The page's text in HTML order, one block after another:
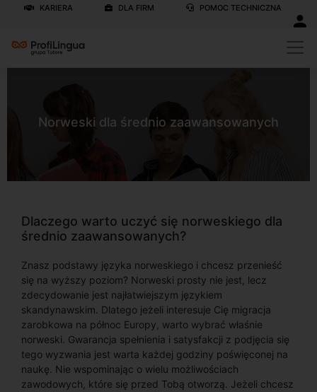
KARIERA DLA FIRM POMOC TECHNICZNA
Norweski dla średnio zaawansowanych
Dlaczego warto uczyć się norweskiego dla
średnio zaawansowanych?
Znasz podstawy języka norweskiego i chcesz przenieść
się na wyższy poziom? Norweski prosty nie jest, lecz
zdecydowanie jest najłatwiejszym językiem
skandynawskim. Dlatego jeżeli interesuje Cię migracja
zarobkowa na północ Europy, warto wybrać właśnie
norweski. Gwarancja spełnienia i satysfakcji z podjęcia się
tego wyzwania jest warta każdej godziny poświęconej na
naukę. Nie wspominając o wielu możliwościach
zawodowych, które się przed Tobą otworzą. Jeżeli chcesz